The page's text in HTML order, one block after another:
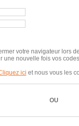
votre navigateur lors
une nouvelle fois vos
ici et nous vous les
OU